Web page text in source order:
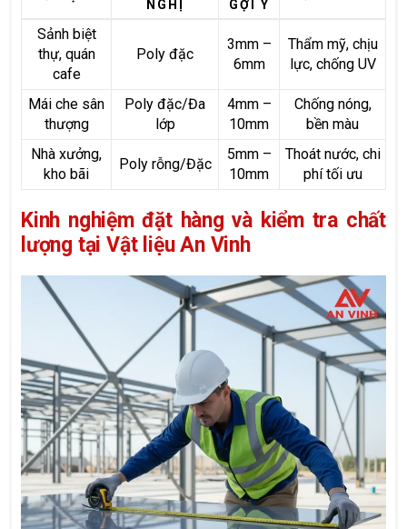
NGHỊ GỢI Ý
Sảnh biệt
thự, quán
cafe
Poly đặc
3mm –
6mm
Thẩm mỹ, chịu
lực, chống UV
Mái che sân
thượng
Poly đặc/Đa
lớp
4mm –
10mm
Chống nóng,
bền màu
Nhà xưởng,
kho bãi
Poly rỗng/Đặc
5mm –
10mm
Thoát nước, chi
phí tối ưu
Kinh nghiệm đặt hàng và kiểm tra chất
lượng tại Vật liệu An Vinh